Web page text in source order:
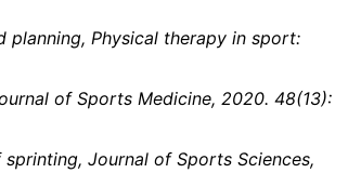
planning, Physical therapy in sport:
of Sports Medicine, 2020. 48(13):
Journal of Sports Sciences,